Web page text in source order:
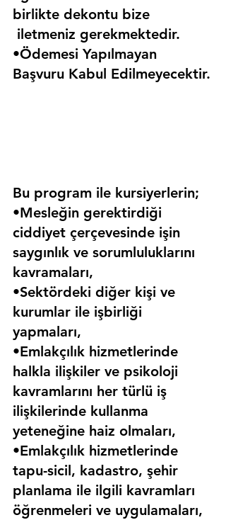
birlikte dekontu bize
iletmeniz gerekmektedir.
•Ödemesi Yapılmayan
Başvuru Kabul Edilmeyecektir.
Bu program ile kursiyerlerin;
•Mesleğin gerektirdiği
ciddiyet çerçevesinde işin
saygınlık ve sorumluluklarını
kavramaları,
•Sektördeki diğer kişi ve
kurumlar ile işbirliği
yapmaları,
•Emlakçılık hizmetlerinde
halkla ilişkiler ve psikoloji
kavramlarını her türlü iş
ilişkilerinde kullanma
yeteneğine haiz olmaları,
•Emlakçılık hizmetlerinde
tapu-sicil, kadastro, şehir
planlama ile ilgili kavramları
öğrenmeleri ve uygulamaları,